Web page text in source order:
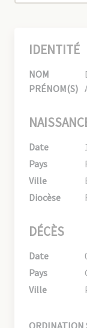
IDENTITÉ
NOM
PRÉNOM(S)
Date
Pays
Ville
Diocèse
DÉCÈS
Date
Pays
Ville
ORDINATION